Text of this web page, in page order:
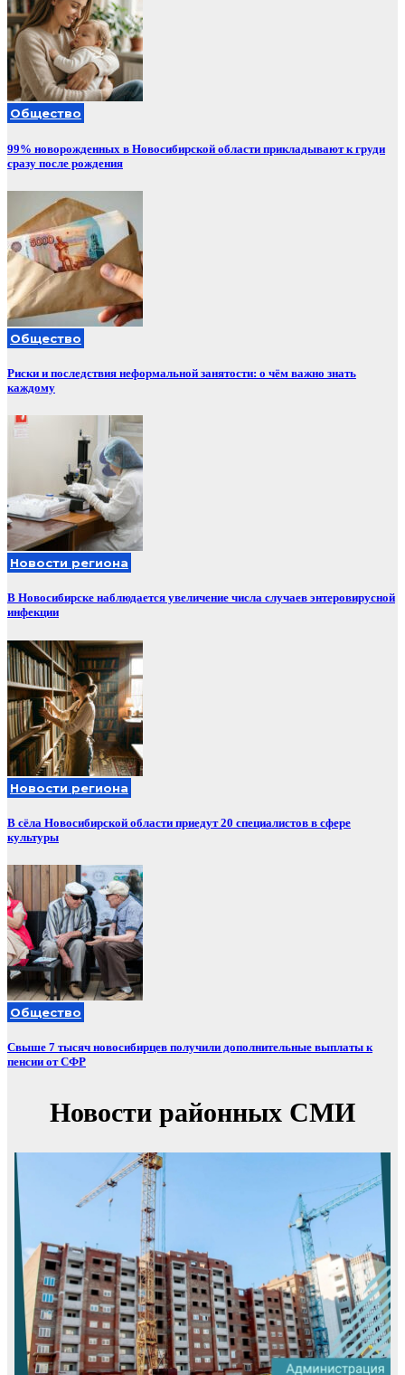
Общество
99% новорожденных в Новосибирской области прикладывают к груди
сразу после рождения
Общество
Риски и последствия неформальной занятости: о чём важно знать
каждому
Новости региона
В Новосибирске наблюдается увеличение числа случаев энтеровирусной
инфекции
Новости региона
В сёла Новосибирской области приедут 20 специалистов в сфере
культуры
Общество
Свыше 7 тысяч новосибирцев получили дополнительные выплаты к
пенсии от СФР